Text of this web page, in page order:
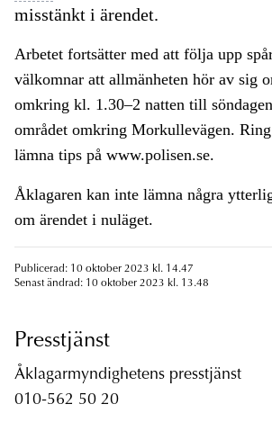
misstänkt i ärendet.
Arbetet fortsätter med att följa upp
välkomnar att allmänheten hör av sig
omkring kl. 1.30–2 natten till
området omkring Morkullevägen.
lämna tips på www.polisen.se.
Åklagaren kan inte lämna några
om ärendet i nuläget.
Publicerad: 10 oktober 2023 kl. 14.47
Senast ändrad: 10 oktober 2023 kl. 13.48
Presstjänst
Åklagarmyndighetens presstjänst
010-562 50 20